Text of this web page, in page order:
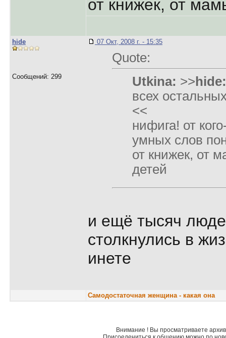
от книжек, от
hide
Сообщений: 299
07 Окт, 2008 г. - 15:35
Quote:
Utkina: >> hide:
всех
<<
нифига! от
умных слов
от книжек, от
детей
и ещё тысяч
столкнулись в
инете
Самодостаточная женщина - какая она
Внимание ! Вы просматриваете